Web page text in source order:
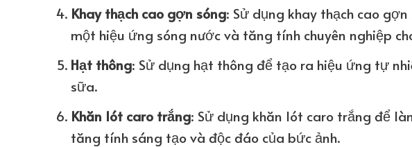
Khay thạch cao gợn sóng: Sử dụng khay thạch cao
một hiệu ứng sóng nước và tăng tính chuyên nghiệp
Hạt thông: Sử dụng hạt thông để tạo ra hiệu ứng tự
sữa.
Khăn lót caro trắng: Sử dụng khăn lót caro trắng để
tăng tính sáng tạo và độc đáo của bức ảnh.